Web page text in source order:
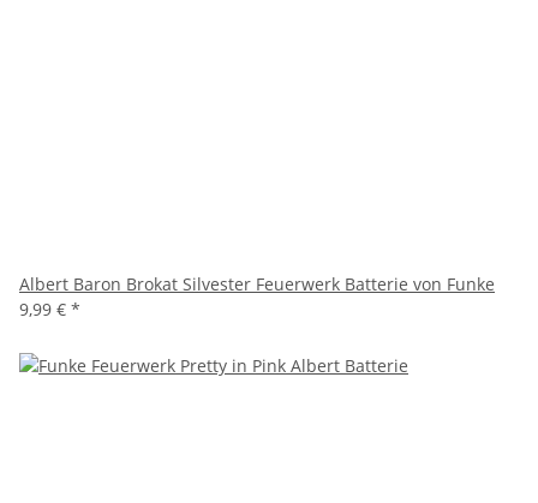
Albert Baron Brokat Silvester Feuerwerk Batterie von Funke
9,99 € *